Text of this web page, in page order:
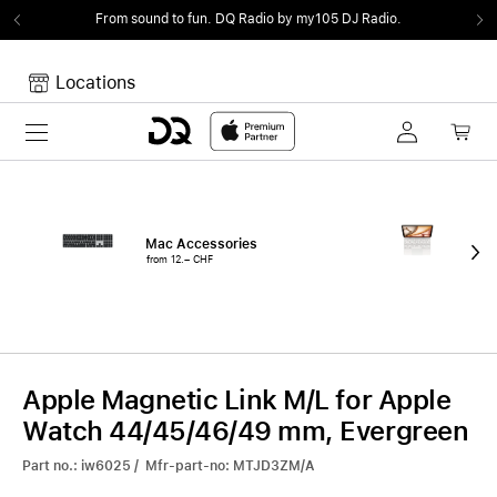
From sound to fun. DQ Radio by my105 DJ Radio.
Locations
Toggle navigation
Mac Accessories
from 12.– CHF
Apple Magnetic Link M/L for Apple
Watch 44/45/46/49 mm, Evergreen
Part no.: iw6025 / Mfr-part-no: MTJD3ZM/A